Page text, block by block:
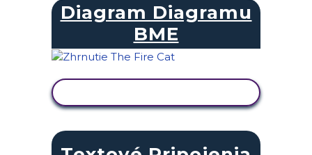
Diagram Diagramu
BME